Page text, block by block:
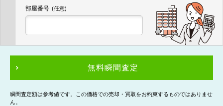
部屋番号 (任意)
無料瞬間査定
瞬間査定額は参考値です。この価格での売却・買取をお約束するものではありませ
ん。